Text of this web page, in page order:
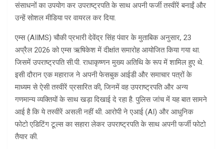
संसाधनों का उपयोग कर उपराष्ट्रपति के साथ अपनी फर्जी तस्वीरें बनाईं और
उन्हें सोशल मीडिया पर वायरल कर दिया.
एम्स (AIIMS) चौकी प्रभारी देवेंद्र सिंह पंवार के मुताबिक अनुसार, 23
अप्रैल 2026 को एम्स ऋषिकेश में दीक्षांत समारोह आयोजित किया गया था.
जिसमें उपराष्ट्रपति सी.पी. राधाकृष्णन मुख्य अतिथि के रूप में शामिल हुए थे.
इसी दौरान एक महाराज ने अपनी फेसबुक आईडी और समाचार पत्रों के
माध्यम से ऐसी तस्वीरें प्रसारित की, जिनमें वह उपराष्ट्रपति और अन्य
गणमान्य व्यक्तियों के साथ खड़ा दिखाई दे रहा है. पुलिस जांच में यह बात सामने
आई है कि ये तस्वीरें असली नहीं थी. आरोपी ने एआई (AI) और आधुनिक
फोटो एडिटिंग टूल्स का सहारा लेकर उपराष्ट्रपति के साथ अपनी फर्जी फोटो
तैयार की.